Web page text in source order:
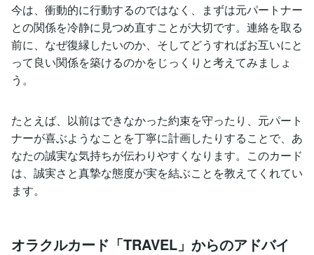
今は、衝動的に行動するのではなく、まずは元パートナー
との関係を冷静に見つめ直すことが大切です。連絡を取る
前に、なぜ復縁したいのか、そしてどうすればお互いにと
って良い関係を築けるのかをじっくりと考えてみましょ
う。
たとえば、以前はできなかった約束を守ったり、元パート
ナーが喜ぶようなことを丁寧に計画したりすることで、あ
なたの誠実な気持ちが伝わりやすくなります。このカード
は、誠実さと真摯な態度が実を結ぶことを教えてくれてい
ます。
オラクルカード「TRAVEL」からのアドバイ